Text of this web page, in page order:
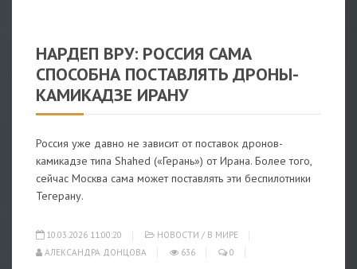
НАРДЕП ВРУ: РОССИЯ САМА
СПОСОБНА ПОСТАВЛЯТЬ ДРОНЫ-
КАМИКАДЗЕ ИРАНУ
Россия уже давно не зависит от поставок дронов-
камикадзе типа Shahed («Герань») от Ирана. Более того,
сейчас Москва сама может поставлять эти беспилотники
Тегерану.
10.03.2026 11:00:20 НОВОСТИ / В МИРЕ
АЛЕКСАНДРА ДОНЦОВА
636 0